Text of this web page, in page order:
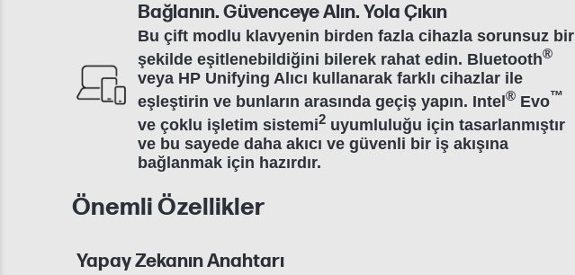
Bağlanın. Güvenceye Alın. Yola Çıkın
Bu çift modlu klavyenin birden fazla cihazla sorunsuz bir
şekilde eşitlenebildiğini bilerek rahat edin. Bluetooth®
veya HP Unifying Alıcı kullanarak farklı cihazlar ile
eşleştirin ve bunların arasında geçiş yapın. Intel ® Evo™
ve çoklu işletim sistemi2 uyumluluğu için tasarlanmıştır
ve bu sayede daha akıcı ve güvenli bir iş akışına
bağlanmak için hazırdır.
Önemli Özellikler
Yapay Zekanın Anahtarı